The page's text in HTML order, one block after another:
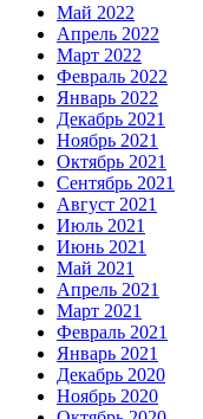
Май 2022
Апрель 2022
Март 2022
Февраль 2022
Январь 2022
Декабрь 2021
Ноябрь 2021
Октябрь 2021
Сентябрь 2021
Август 2021
Июль 2021
Июнь 2021
Май 2021
Апрель 2021
Март 2021
Февраль 2021
Январь 2021
Декабрь 2020
Ноябрь 2020